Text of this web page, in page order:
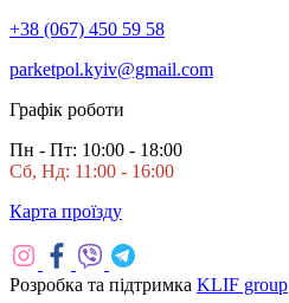
+38 (067) 450 59 58
parketpol.kyiv@gmail.com
Графік роботи
Пн - Пт: 10:00 - 18:00
Сб, Нд: 11:00 - 16:00
Карта проїзду
Розробка та підтримка KLIF group